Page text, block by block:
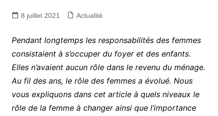
8 juillet 2021 Actualité
Pendant longtemps les responsabilités des femmes
consistaient à s’occuper du foyer et des enfants.
Elles n’avaient aucun rôle dans le revenu du ménage.
Au fil des ans, le rôle des femmes a évolué. Nous
vous expliquons dans cet article à quels niveaux le
rôle de la femme à changer ainsi que l’importance